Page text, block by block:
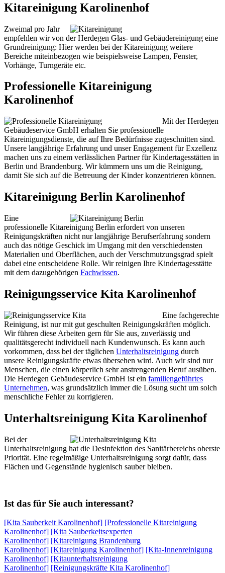
Kitareinigung Karolinenhof
Zweimal pro Jahr
empfehlen wir von der Herdegen Glas- und Gebäudereinigung eine
Grundreinigung: Hier werden bei der Kitareinigung weitere
Bereiche miteinbezogen wie beispielsweise Lampen, Fenster,
Vorhänge, Turngeräte etc.
Professionelle Kitareinigung
Karolinenhof
Mit der Herdegen
Gebäudeservice GmbH erhalten Sie professionelle
Kitareinigungsdienste, die auf Ihre Bedürfnisse zugeschnitten sind.
Unsere langjährige Erfahrung und unser Engagement für Exzellenz
machen uns zu einem verlässlichen Partner für Kindertagesstätten in
Berlin und Brandenburg. Wir kümmern uns um die Reinigung,
damit Sie sich auf die Betreuung der Kinder konzentrieren können.
Kitareinigung Berlin Karolinenhof
Eine
professionelle Kitareinigung Berlin erfordert von unseren
Reinigungskräften nicht nur langjährige Berufserfahrung sondern
auch das nötige Geschick im Umgang mit den verschiedensten
Materialien und Oberflächen, auch der Verschmutzungsgrad spielt
dabei eine entscheidene Rolle. Wir reinigen Ihre Kindertagesstätte
mit dem dazugehörigen Fachwissen.
Reinigungsservice Kita Karolinenhof
Eine fachgerechte
Reinigung, ist nur mit gut geschulten Reinigungskräften möglich.
Wir führen diese Arbeiten gern für Sie aus, zuverlässig und
qualitätsgerecht individuell nach Kundenwunsch. Es kann auch
vorkommen, dass bei der täglichen Unterhaltsreinigung durch
unsere Reinigungskräfte etwas übersehen wird. Auch wir sind nur
Menschen, die einen körperlich sehr anstrengenden Beruf ausüben.
Die Herdegen Gebäudeservice GmbH ist ein familiengeführtes
Unternehmen, was grundsätzlich immer die Lösung sucht um solch
menschliche Fehler zu korrigieren.
Unterhaltsreinigung Kita Karolinenhof
Bei der
Unterhaltsreinigung hat die Desinfektion des Sanitärbereichs oberste
Priorität. Eine regelmäßige Unterhaltsreinigung sorgt dafür, dass
Flächen und Gegenstände hygienisch sauber bleiben.
Ist das für Sie auch interessant?
[Kita Sauberkeit Karolinenhof] [Professionelle Kitareinigung
Karolinenhof] [Kita Sauberkeitsexperten
Karolinenhof] [Kitareinigung Brandenburg
Karolinenhof] [Kitareinigung Karolinenhof] [Kita-Innenreinigung
Karolinenhof] [Kitaunterhaltsreinigung
Karolinenhof] [Reinigungskräfte Kita Karolinenhof]